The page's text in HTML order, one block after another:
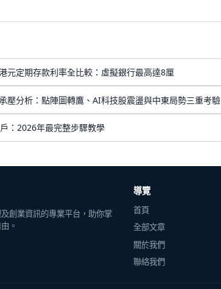
元定期存款利率全比較：虛擬銀行最高達8厘
壓分析：點陣圖轉鷹、AI科技股震盪與中東局勢三重考驗
：2026年最完整步驟教學
創業資訊的專業平台，助你掌
。
導覽
首頁
全部文章
關於我們
聯絡我們